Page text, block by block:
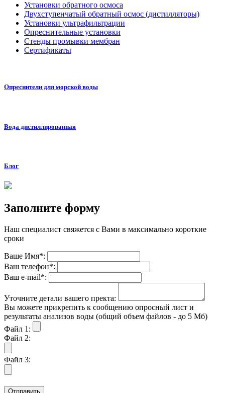
Установки обратного осмоса
Двухступенчатый обратный осмос (дистилляторы)
Установки ультрафильтрации
Опреснительные установки
Стенды промывки мембран
Сертификаты
Опреснители для морской воды
Вода дистиллированная
Блог
Заполните форму
Наш специалист свяжется с Вами в максимально короткие
сроки
Ваше Имя*:
Ваш телефон*:
Ваш е-mail*:
Уточните детали вашего пректа:
Вы можете прикрепить к сообщению опросный лист и
результаты анализов воды (общий объем файлов - до 5 Мб)
Файл 1:
Файл 2:
Файл 3:
Отправить